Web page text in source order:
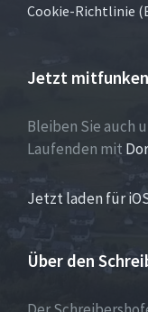
Cookie-Richtlinie
Jetzt
Bleiben Sie auch
Laufenden mit
Jetzt laden für
Über den